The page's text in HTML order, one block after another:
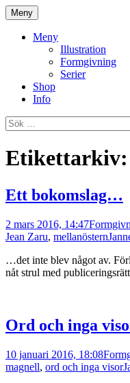
Jan Kustfält
Meny Gå
till
innehåll
Meny
Illustration
Formgivning
Serier
Shop
Info
Sök
efter:
Etikettarkiv:
Ett bokomslag…
2 mars 2016, 14:47
Jean Zaru, mellanöstern
…det inte blev något av.
nåt strul med
Ord och inga
10 januari 2016, 18:08
magnell, ord och inga visor